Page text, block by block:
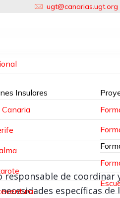
ugt@canarias.ugt.org
Insulares
Canaria
responsable de
específicas